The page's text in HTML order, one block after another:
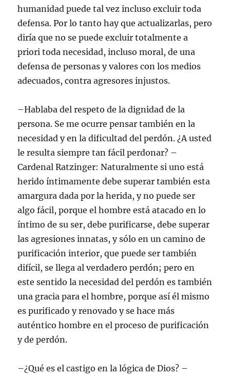
humanidad puede tal vez incluso excluir toda
defensa. Por lo tanto hay que actualizarlas, pero
diría que no se puede excluir totalmente a
priori toda necesidad, incluso moral, de una
defensa de personas y valores con los medios
adecuados, contra agresores injustos.
–Hablaba del respeto de la dignidad de la
persona. Se me ocurre pensar también en la
necesidad y en la dificultad del perdón. ¿A usted
le resulta siempre tan fácil perdonar? –
Cardenal Ratzinger: Naturalmente si uno está
herido íntimamente debe superar también esta
amargura dada por la herida, y no puede ser
algo fácil, porque el hombre está atacado en lo
íntimo de su ser, debe purificarse, debe superar
las agresiones innatas, y sólo en un camino de
purificación interior, que puede ser también
difícil, se llega al verdadero perdón; pero en
este sentido la necesidad del perdón es también
una gracia para el hombre, porque así él mismo
es purificado y renovado y se hace más
auténtico hombre en el proceso de purificación
y de perdón.
–¿Qué es el castigo en la lógica de Dios? –